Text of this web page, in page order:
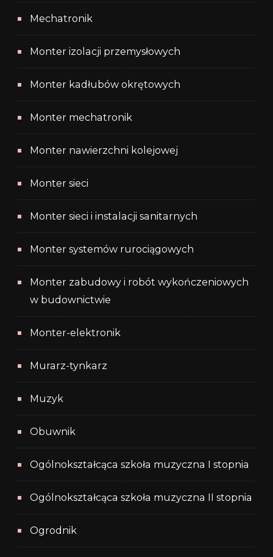
Mechatronik
Monter izolacji przemysłowych
Monter kadłubów okrętowych
Monter mechatronik
Monter nawierzchni kolejowej
Monter sieci
Monter sieci i instalacji sanitarnych
Monter systemów rurociągowych
Monter zabudowy i robót wykończeniowych
w budownictwie
Monter-elektronik
Murarz-tynkarz
Muzyk
Obuwnik
Ogólnokształcąca szkoła muzyczna I stopnia
Ogólnokształcąca szkoła muzyczna II stopnia
Ogrodnik